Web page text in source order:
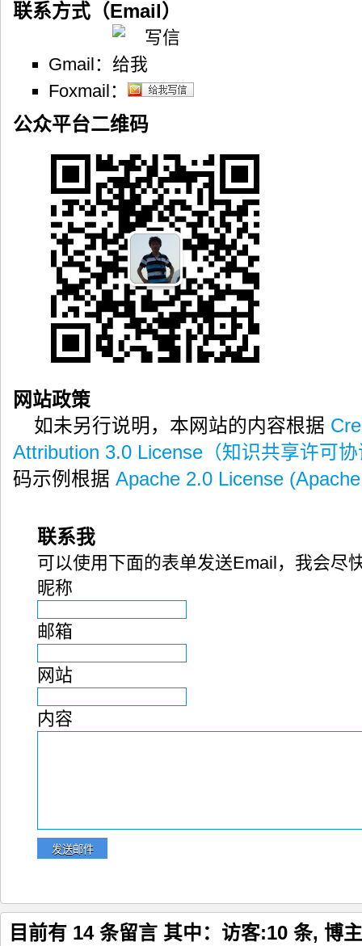
联系方式（Email）
Gmail：
Foxmail：
公众平台二维码
网站政策
如未另行说明，本网站的内容根据
Attribution 3.0 License（知识共享许可协
码示例根据 Apache 2.0 License
联系我
可以使用下面的表单发送Email，我会尽
昵称
邮箱
网站
内容
目前有 14 条留言 其中：访客:10 条, 博